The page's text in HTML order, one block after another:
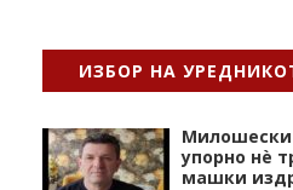
ИЗБОР НА
Милошески
упорно нѐ
машки